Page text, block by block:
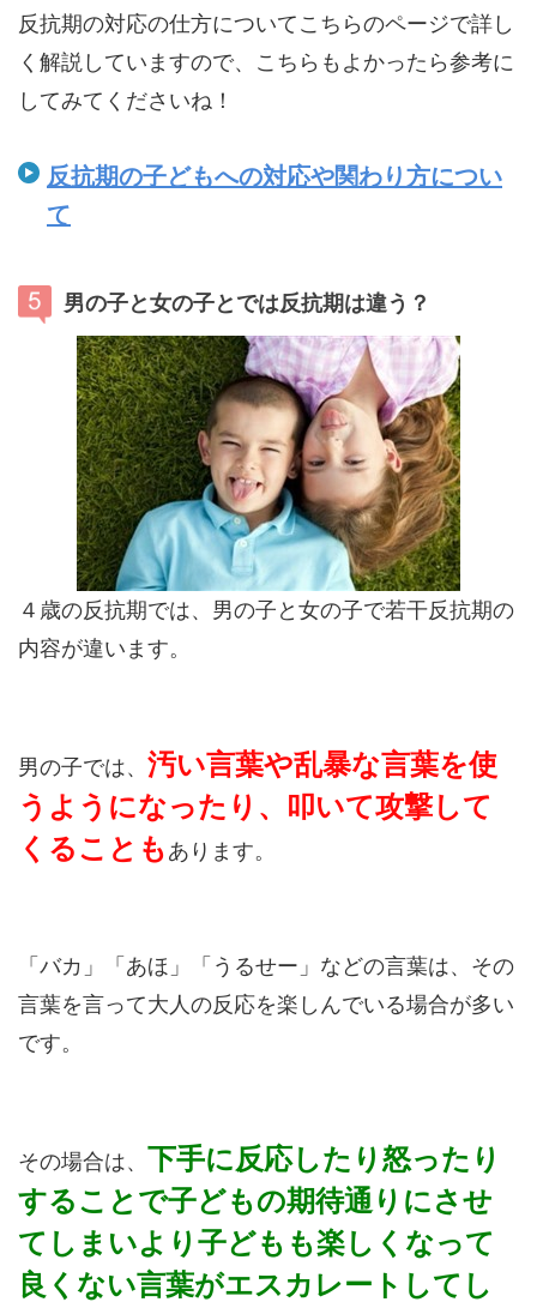
反抗期の対応の仕方についてこちらのページで詳し
く解説していますので、こちらもよかったら参考に
してみてくださいね！
反抗期の子どもへの対応や関わり方につい
て
男の子と女の子とでは反抗期は違う？
４歳の反抗期では、男の子と女の子で若干反抗期の
内容が違います。
男の子では、 汚い言葉や乱暴な言葉を使
うようになったり、叩いて攻撃して
くることも あります。
「バカ」「あほ」「うるせー」などの言葉は、その
言葉を言って大人の反応を楽しんでいる場合が多い
です。
その場合は、 下手に反応したり怒ったり
することで子どもの期待通りにさせ
てしまいより子どもも楽しくなって
良くない言葉がエスカレートしてし